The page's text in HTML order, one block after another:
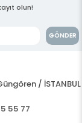
olun!
GÖNDER
/ İSTANBUL
55 77